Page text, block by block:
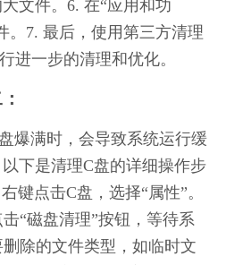
文件。6. 在“应用和功
。7. 最后，使用第三方清理
进一步的清理和优化。
爆满时，会导致系统运行缓
下是清理C盘的详细操作步
键点击C盘，选择“属性”。
“磁盘清理”按钮，等待系
除的文件类型，如临时文